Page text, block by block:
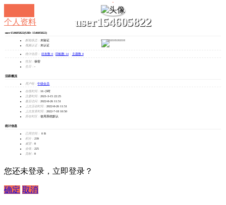
user154605822
发消息
个人资料
user154605822(UID: 154605822)
邮箱状态： 未验证
视频认证： 未认证
统计信息： 好友数 0 回帖数 14 主题数 0
性别： 保密
生日： -
活跃概况
用户组： 中级会员
在线时间： 16 小时
注册时间： 2021-3-15 22:25
最后访问： 2022-8-26 11:51
上次活动时间： 2022-8-26 11:51
上次发表时间： 2022-7-18 10:50
所在时区： 使用系统默认
统计信息
已用空间：
0 B
积分： 239
威望： 0
金钱： 225
贡献： 0
您还未登录，立即登录？
确定 取消